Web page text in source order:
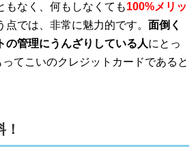
もなく、何もしなくても100%メリッ
点では、非常に魅力的です。 面倒く
の管理にうんざりしている人にとっ
てこいのクレジットカードであると